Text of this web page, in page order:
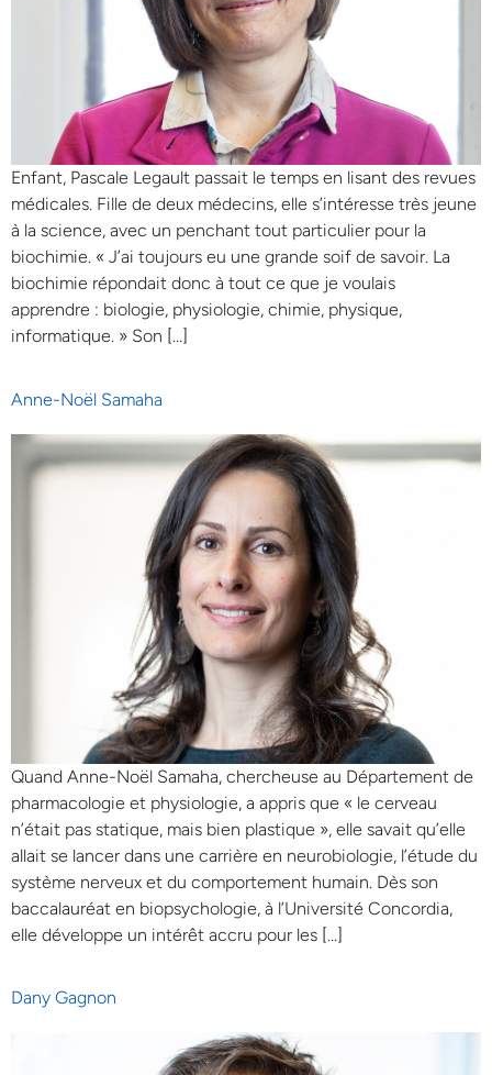
Enfant, Pascale Legault passait le temps en lisant des revues
médicales. Fille de deux médecins, elle s’intéresse très jeune
à la science, avec un penchant tout particulier pour la
biochimie. « J’ai toujours eu une grande soif de savoir. La
biochimie répondait donc à tout ce que je voulais
apprendre : biologie, physiologie, chimie, physique,
informatique. » Son […]
Anne-Noël Samaha
Quand Anne-Noël Samaha, chercheuse au Département de
pharmacologie et physiologie, a appris que « le cerveau
n’était pas statique, mais bien plastique », elle savait qu’elle
allait se lancer dans une carrière en neurobiologie, l’étude du
système nerveux et du comportement humain. Dès son
baccalauréat en biopsychologie, à l’Université Concordia,
elle développe un intérêt accru pour les […]
Dany Gagnon